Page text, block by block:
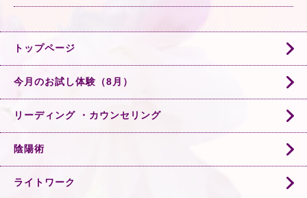
トップページ
今月のお試し体験（8月）
リーディング ・カウンセリング
陰陽術
ライトワーク